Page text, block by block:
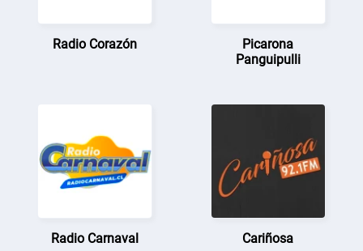
Radio Corazón
Picarona
Panguipulli
Radio Carnaval Cariñosa